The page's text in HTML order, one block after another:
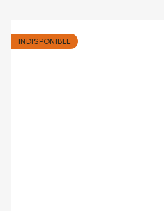
INDISPONIBLE